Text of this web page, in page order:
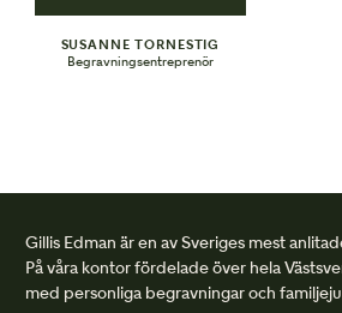
SUSANNE TORNESTIG
Begravningsentreprenör
Gillis Edman är en av Sveriges mest
På våra kontor fördelade över hela
med personliga begravningar och